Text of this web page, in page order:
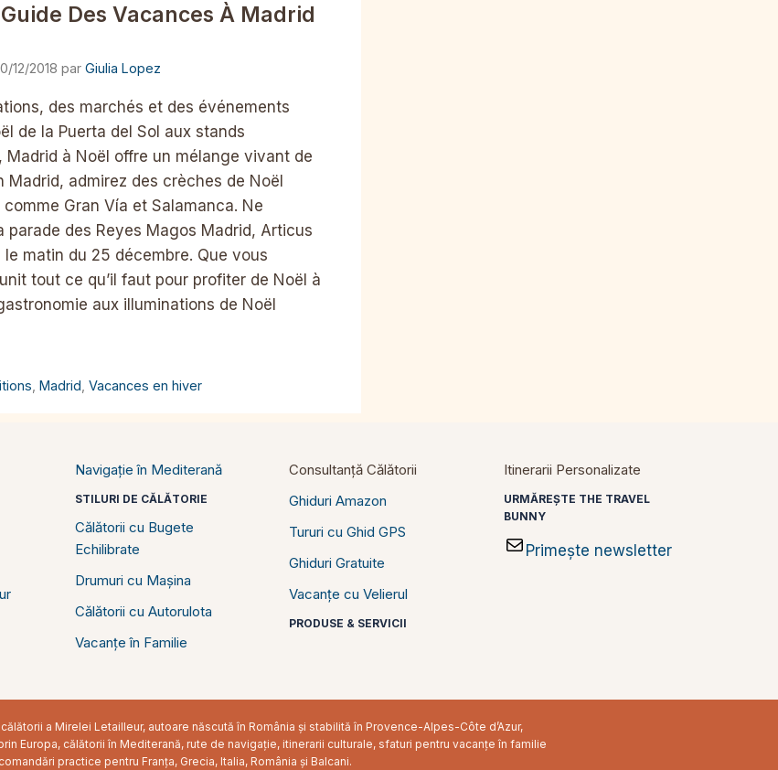
Des Vacances À Madrid
12/2018 par Giulia Lopez
des marchés et des événements
de la Puerta del Sol aux stands
à Noël offre un mélange vivant de
admirez des crèches de Noël
Gran Vía et Salamanca. Ne
des Reyes Magos Madrid, Articus
matin du 25 décembre. Que vous
tout ce qu’il faut pour profiter de Noël à
aux illuminations de Noël
,Madrid ,Vacances en hiver
Navigație în Mediterană
STILURI DE CĂLĂTORIE
Călătorii cu Bugete
Echilibrate
Drumuri cu Mașina
Călătorii cu Autorulota
Vacanțe în Familie
Consultanță Călătorii
Ghiduri Amazon
Tururi cu Ghid GPS
Ghiduri Gratuite
Vacanțe cu Velierul
PRODUSE & SERVICII
Itinerarii Personalizate
URMĂREȘTE THE TRAVEL
BUNNY
Primește newsletter
a Mirelei Letailleur, autoare născută în România și stabilită în Provence-Alpes-Côte d’Azur,
Europa, călătorii în Mediterană, rute de navigație, itinerarii culturale, sfaturi pentru vacanțe în familie
practice pentru Franța, Grecia, Italia, România și Balcani.